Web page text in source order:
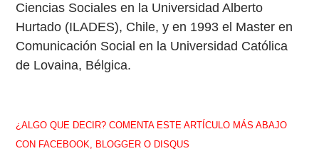
Ciencias Sociales en la Universidad Alberto
Hurtado (ILADES), Chile, y en 1993 el Master en
Comunicación Social en la Universidad Católica
de Lovaina, Bélgica.
¿ALGO QUE DECIR? COMENTA ESTE ARTÍCULO MÁS ABAJO
CON FACEBOOK, BLOGGER O DISQUS